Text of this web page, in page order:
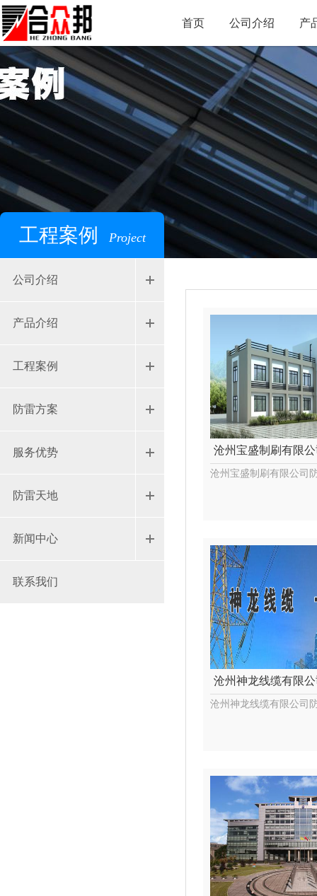
首页 公司介绍 产
工程案例 Project
公司介绍
产品介绍
工程案例
防雷方案
服务优势
防雷天地
新闻中心
联系我们
沧州宝盛制刷有限
沧州宝盛制刷有限公司
沧州神龙线缆有限
沧州神龙线缆有限公司